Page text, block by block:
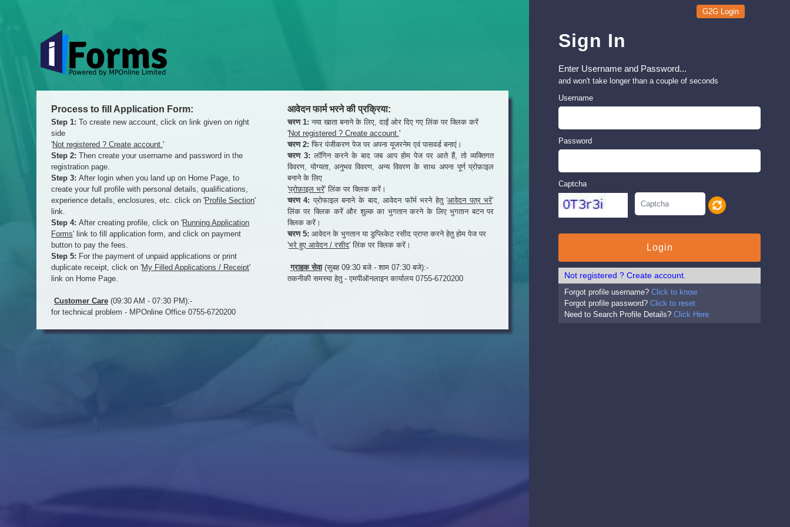
Process to fill Application Form:
Step 1: To create new account, click on link given on right
side
'Not registered ? Create account.'
Step 2: Then create your username and password in the
registration page.
Step 3: After login when you land up on Home Page, to
create your full profile with personal details, qualifications,
experience details, enclosures, etc. click on 'Profile Section'
link.
Step 4: After creating profile, click on 'Running Application
Forms' link to fill application form, and click on payment
button to pay the fees.
Step 5: For the payment of unpaid applications or print
duplicate receipt, click on 'My Filled Applications / Receipt'
link on Home Page.
Customer Care (09:30 AM - 07:30 PM):-
for technical problem - MPOnline Office 0755-6720200
आवेदन फार्म भरने की प्रक्रिया:
चरण 1: नया खाता बनाने के लिए, दाईं ओर दिए गए लिंक पर क्लिक करें
'Not registered ? Create account.'
चरण 2: फिर पंजीकरण पेज पर अपना यूजरनेम एवं पासवर्ड बनाएं।
चरण 3: लॉगिन करने के बाद जब आप होम पेज पर आते हैं, तो व्यक्तिगत
विवरण, योग्यता, अनुभव विवरण, अन्य विवरण के साथ अपना पूर्ण प्रोफ़ाइल
बनाने के लिए
'प्रोफ़ाइल भरें' लिंक पर क्लिक करें।
चरण 4:प्रोफाइल बनाने के बाद, आवेदन फॉर्म भरने हेतु 'आवेदन पत्र भरें’
लिंक पर क्लिक करें और शुल्क का भुगतान करने के लिए भुगतान बटन पर
क्लिक करें।
चरण 5: आवेदन के भुगतान या डुप्लिकेट रसीद प्राप्त करने हेतु होम पेज पर
'भरे हुए आवेदन / रसीद' लिंक पर क्लिक करें।
ग्राहक सेवा(सुबह 09:30 बजे - शाम 07:30 बजे):-
तकनीकी समस्या हेतु - एमपीऑनलाइन कार्यालय 0755-6720200
G2G Login
Sign In
Enter Username and Password...
and won't take longer than a couple of seconds
Username
Password
Captcha
Not registered ? Create account.
Forgot profile username?Click to know
Forgot profile password?Click to reset
Need to Search Profile Details?Click Here